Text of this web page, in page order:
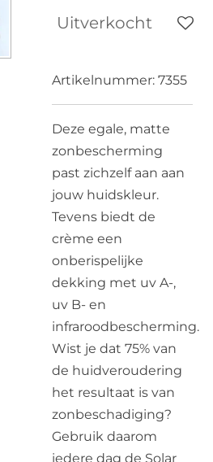
Uitverkocht
Artikelnummer: 7355
Deze egale, matte
zonbescherming
past zichzelf aan aan
jouw huidskleur.
Tevens biedt de
crème een
onberispelijke
dekking met uv A-,
uv B- en
infraroodbescherming.
Wist je dat 75% van
de huidveroudering
het resultaat is van
zonbeschadiging?
Gebruik daarom
iedere dag de Solar